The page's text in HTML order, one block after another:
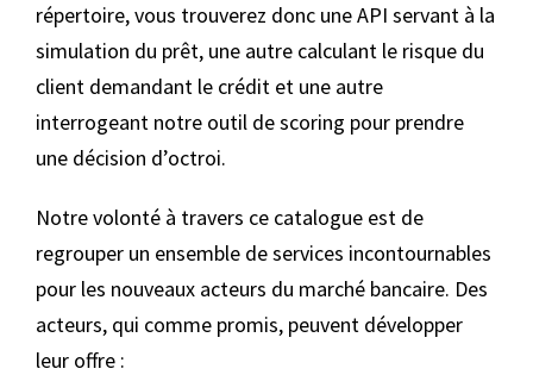
répertoire, vous trouverez donc une API servant à la
simulation du prêt, une autre calculant le risque du
client demandant le crédit et une autre
interrogeant notre outil de scoring pour prendre
une décision d’octroi.
Notre volonté à travers ce catalogue est de
regrouper un ensemble de services incontournables
pour les nouveaux acteurs du marché bancaire. Des
acteurs, qui comme promis, peuvent développer
leur offre :